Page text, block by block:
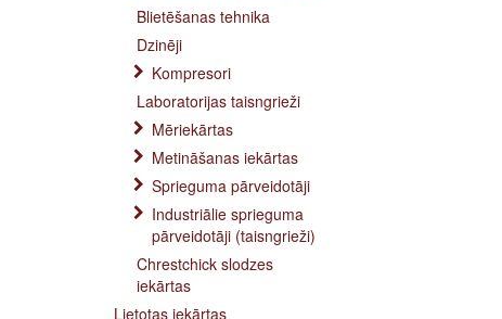
Blietēšanas tehnika
Dzinēji
Kompresori
Laboratorijas taisngrieži
Mēriekārtas
Metināšanas iekārtas
Sprieguma pārveidotāji
Industriālie sprieguma
pārveidotāji (taisngrieži)
Chrestchick slodzes
iekārtas
Lietotas iekārtas